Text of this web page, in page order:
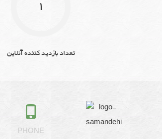
1
تعداد بازدید کننده آنلاین
PHONE